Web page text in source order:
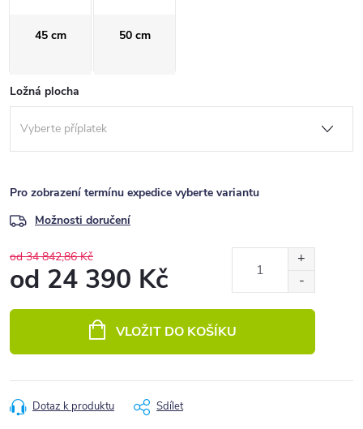
45 cm 50 cm
Ložná plocha
Pro zobrazení termínu expedice vyberte variantu
Možnosti doručení
od 34 842,86 Kč
od 24 390 Kč
VLOŽIT DO KOŠÍKU
Dotaz k produktu Sdílet